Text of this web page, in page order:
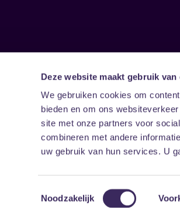
Deze website maakt gebruik van
We gebruiken cookies om
bieden en om ons
site met onze partners voor
combineren met andere
uw gebruik van hun services. U
Toestemmingsselectie
Noodzakelijk
Disclaimer
Toegankelijkheid
Privacy & cookies